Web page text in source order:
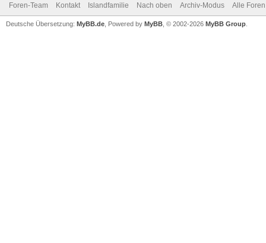
Foren-Team Kontakt Islandfamilie Nach oben Archiv-Modus Alle
Deutsche Übersetzung: MyBB.de , Powered by MyBB , © 2002-2026 MyBB Group